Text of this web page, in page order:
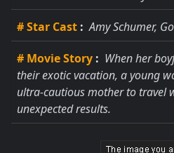
# Star Cast : Amy Schumer,
# Movie Story : When her
their exotic vacation, a young
ultra-cautious mother to travel
unexpected results.